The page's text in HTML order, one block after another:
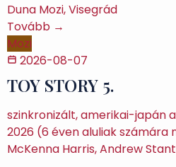
Duna Mozi, Visegrád
Tovább →
Mozi
2026-08-07
TOY STORY 5.
szinkronizált, amerikai-japán
2026 (6 éven aluliak számára
McKenna Harris, Andrew